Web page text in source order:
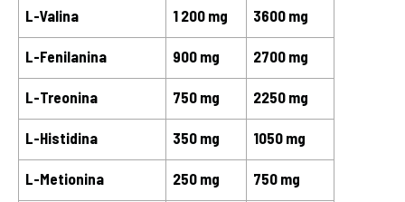
L-Valina 1 200 mg 3600 mg
L-Fenilanina 900 mg 2700 mg
L-Treonina 750 mg 2250 mg
L-Histidina 350 mg 1050 mg
L-Metionina 250 mg 750 mg